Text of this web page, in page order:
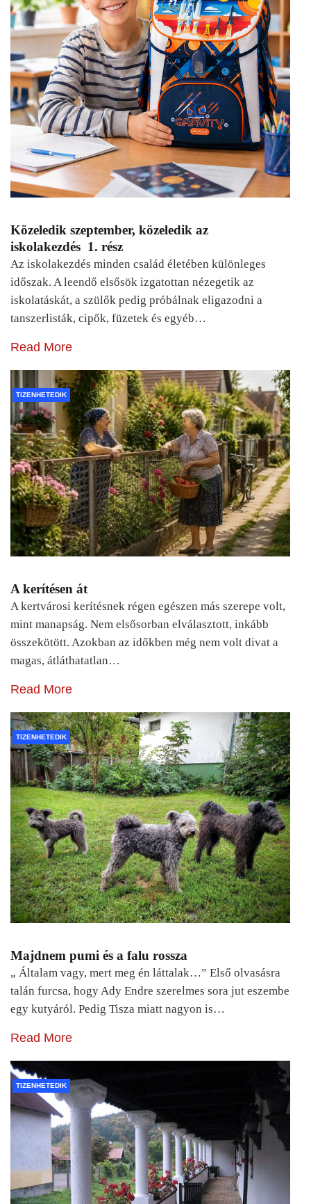
Közeledik szeptember, közeledik az
iskolakezdés 1. rész
Az iskolakezdés minden család életében különleges
időszak. A leendő elsősök izgatottan nézegetik az
iskolatáskát, a szülők pedig próbálnak eligazodni a
tanszerlisták, cipők, füzetek és egyéb…
Read More
TIZENHETEDIK
A kerítésen át
A kertvárosi kerítésnek régen egészen más szerepe volt,
mint manapság. Nem elsősorban elválasztott, inkább
összekötött. Azokban az időkben még nem volt divat a
magas, átláthatatlan…
Read More
TIZENHETEDIK
Majdnem pumi és a falu rossza
„ Általam vagy, mert meg én láttalak…” Első olvasásra
talán furcsa, hogy Ady Endre szerelmes sora jut eszembe
egy kutyáról. Pedig Tisza miatt nagyon is…
Read More
TIZENHETEDIK